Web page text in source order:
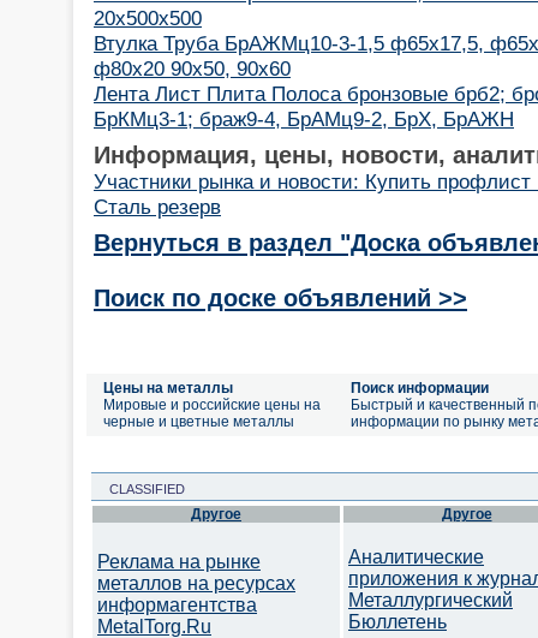
20х500х500
Втулка Труба БрАЖМц10-3-1,5 ф65х17,5,
ф80х20 90х50, 90х60
Лента Лист Плита Полоса бронзовые брб2;
БрКМц3-1; браж9-4, БрАМц9-2, БрХ, БрАЖН
Информация, цены, новости,
Участники рынка и новости: Купить
Сталь резерв
Вернуться в раздел "Доска
Поиск по доске объявлений >>
Цены на металлы
Мировые и российские цены на
черные и цветные металлы
Поиск информации
Быстрый и качественный
информации по рынку
CLASSIFIED
Другое
Реклама на рынке
металлов на ресурсах
информагентства
MetalTorg.Ru
Другое
Аналитические
приложения к
Металлургический
Бюллетень